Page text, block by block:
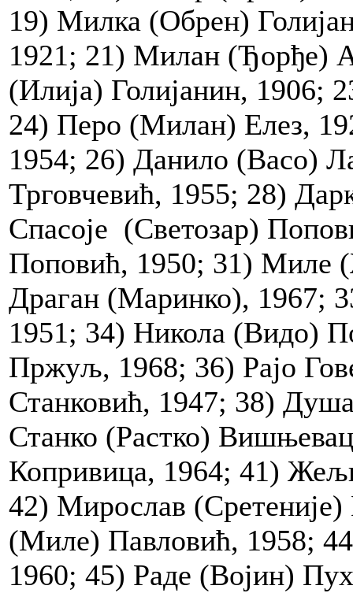
19) Милка (Обрен)
1921; 21) Милан (Ђорђе)
(Илија) Голијанин, 1906;
24) Перо (Милан) Елез,
1954; 26) Данило (Васо)
Трговчевић, 1955; 28)
Спасоје (Светозар)
Поповић, 1950; 31) Миле
Драган (Маринко), 1967;
1951; 34) Никола (Видо)
Пржуљ, 1968; 36) Рајо
Станковић, 1947; 38)
Станко (Растко)
Копривица, 1964; 41)
42) Мирослав
(Миле) Павловић, 1958;
1960; 45) Раде (Војин)